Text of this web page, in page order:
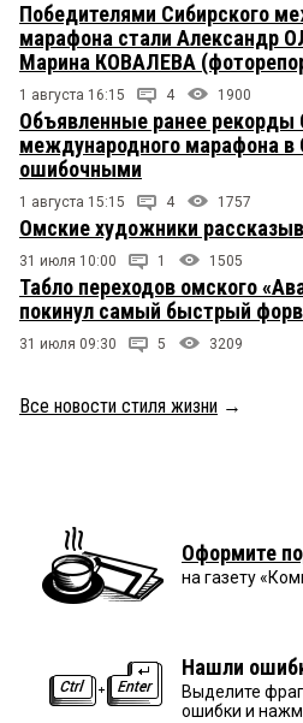
Победителями Сибирского
марафона стали Александр
Марина КОВАЛЕВА
1 августа 16:15 4 1900
Объявленные ранее рекорды
международного марафона в
ошибочными
1 августа 15:15 4 1757
Омские художники
31 июля 10:00 1 1505
Табло переходов омского
покинул самый быстрый
31 июля 09:30 5 3209
Все новости стиля жизни →
Оформите
на газету
Нашли
Выделите
ошибки и